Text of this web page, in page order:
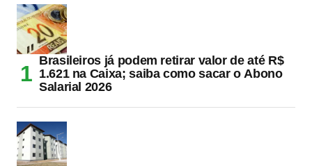
Brasileiros já podem retirar valor de até R$
1.621 na Caixa; saiba como sacar o Abono
Salarial 2026